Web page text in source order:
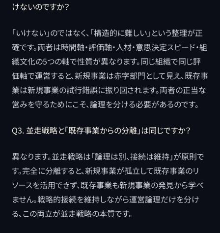
けないのですか？
「いけない」のではなく、「構造的に難しい」という整理が正
確です。両者は時間軸・評価軸・人材・意思決定スピード・組
織文化の5つの軸で性質が異なります。同じ組織で同じ評
価軸で運営すると、新規事業は赤字部門として見え、既存事
業は新規事業の試行錯誤に振り回されます。両者の正当な
営みを守るためにこそ、論理を分ける必要があるのです。
Q3. 並走戦略と「既存事業からの分離」は同じですか？
異なります。並走戦略は「論理は別、接続は維持」が原則で
す。完全に分離すると、新規事業が孤立して既存事業のリ
ソースを活用できず、既存事業も新規事業の発見から学べ
ません。戦略的接続を維持しながら運営論理だけを分け
る、この両立が並走戦略の本質です。